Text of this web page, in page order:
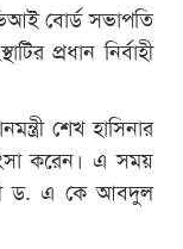
বোর্ড সভাপতি
প্রধান নির্বাহী
শেখ হাসিনার
করেন। এ সময়
ড. এ কে আবদুল